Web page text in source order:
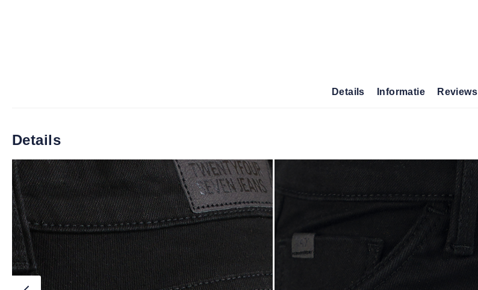
Details Informatie Reviews
Details